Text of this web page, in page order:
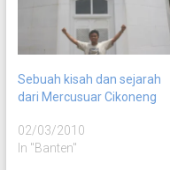
Sebuah kisah dan sejarah
dari Mercusuar Cikoneng
02/03/2010
In "Banten"